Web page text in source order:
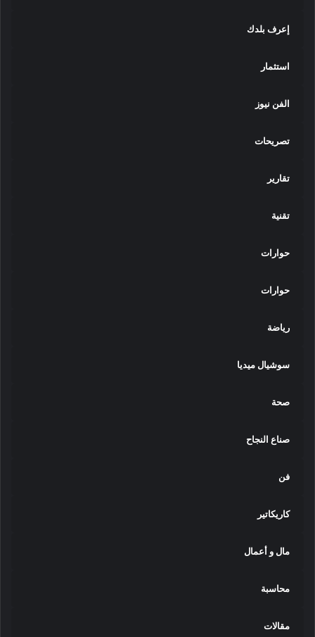
إعرف بلدك
استثمار
الفن نيوز
تصريحات
تقارير
تقنية
حوارات
حوارات
رياضة
سوشيال ميديا
صحة
صناع النجاح
فن
كاريكاتير
مال و أعمال
محاسبة
مقالات